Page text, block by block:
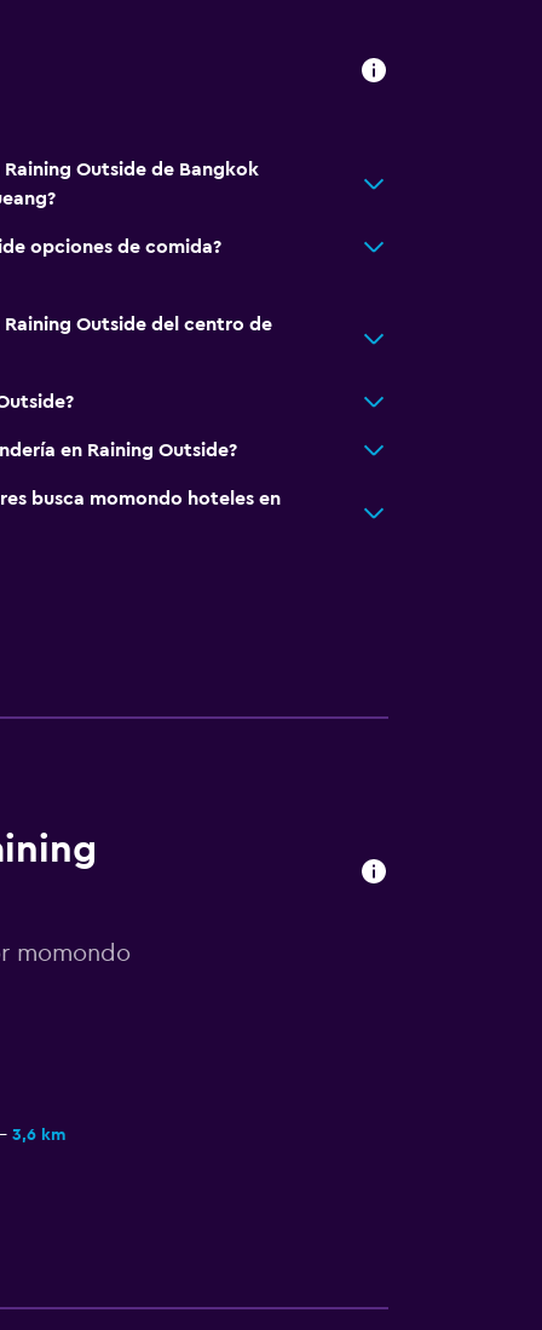
Outside de Bangkok
opciones de comida?
Outside del centro de
en Raining Outside?
busca momondo hoteles en
momondo
3,6 km